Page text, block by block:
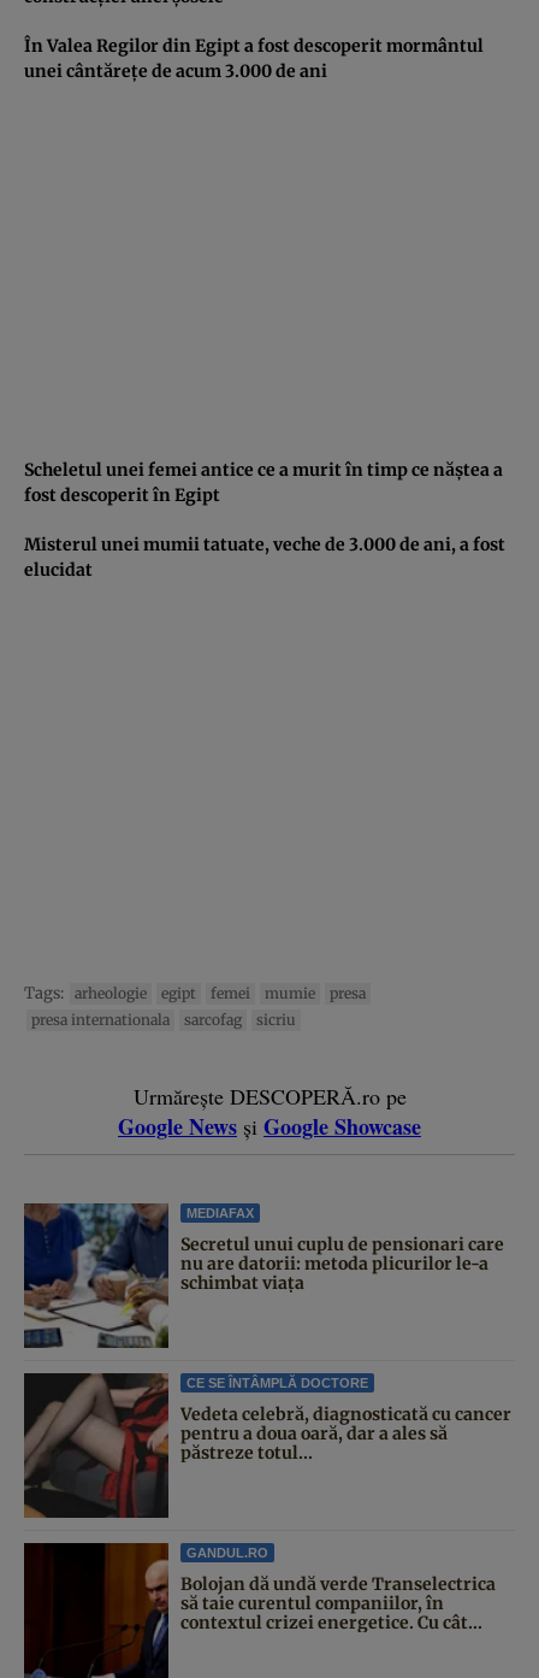
În Valea Regilor din Egipt a fost descoperit mormântul
unei cântăreţe de acum 3.000 de ani
Scheletul unei femei antice ce a murit în timp ce năştea a
fost descoperit în Egipt
Misterul unei mumii tatuate, veche de 3.000 de ani, a fost
elucidat
Tags: arheologie egipt femei mumie
presa
presa internationala
sarcofag sicriu
Urmărește DESCOPERĂ.ro pe
Google News și Google Showcase
MEDIAFAX
Secretul unui cuplu de pensionari care
nu are datorii: metoda plicurilor le-a
schimbat viața
CE SE ÎNTÂMPLĂ DOCTORE
Vedeta celebră, diagnosticată cu cancer
pentru a doua oară, dar a ales să
păstreze totul...
GANDUL.RO
Bolojan dă undă verde Transelectrica
să taie curentul companiilor, în
contextul crizei energetice. Cu cât...